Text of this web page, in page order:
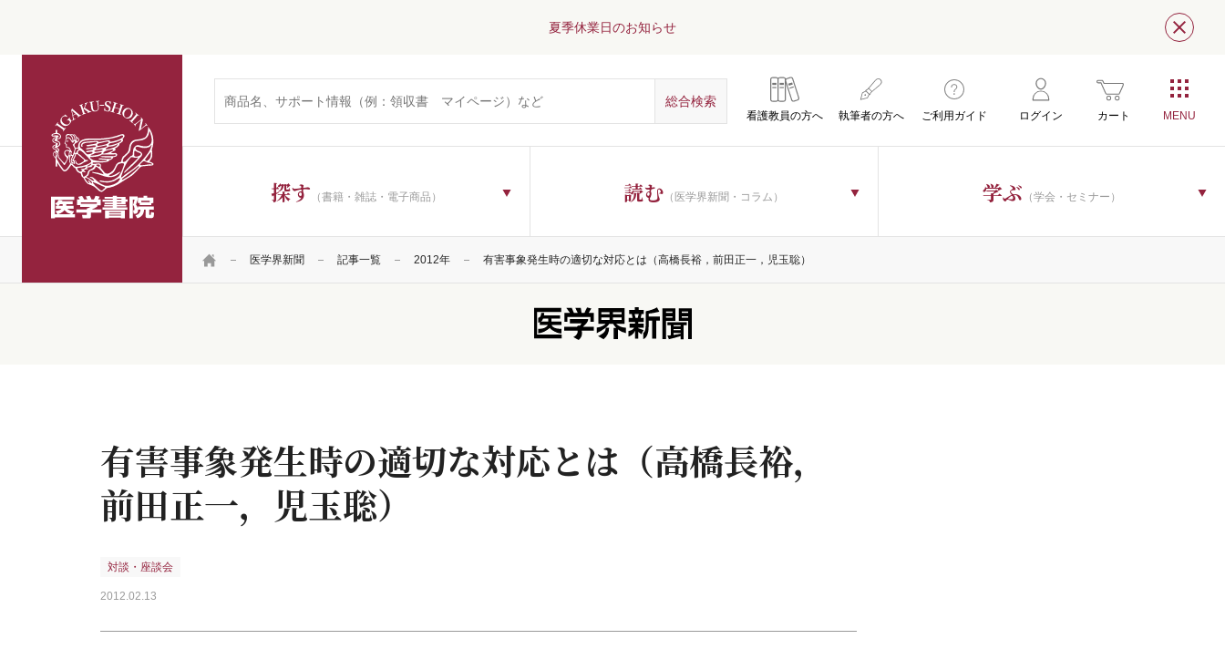
夏季休業日のお知らせ 閉じ
看護教員の方へ 執筆者の方へ ご利用ガイド ログイン カート
探す （書籍・雑誌・電子商品） 読む （医学界新聞・コラム） 学ぶ （学会・セミナー）
HOME 医学界新聞 記事一覧 2012年 有害事象発生時の適切な対応とは（高橋長裕，前田正一，児玉聡）
有害事象発生時の適切な対応とは（高橋長裕，
前田正一，児玉聡）
対談・座談会
2012.02.13